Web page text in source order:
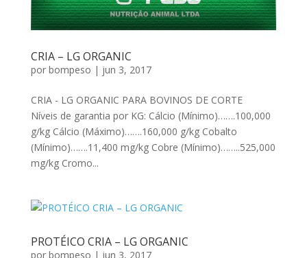
CRIA – LG ORGANIC
por bompeso | jun 3, 2017
CRIA - LG ORGANIC PARA BOVINOS DE CORTE
Níveis de garantia por KG: Cálcio (Mínimo)…….100,000
g/kg Cálcio (Máximo)…….160,000 g/kg Cobalto
(Mínimo)…….11,400 mg/kg Cobre (Mínimo)……..525,000
mg/kg Cromo...
PROTÉICO CRIA – LG ORGANIC
por bompeso | jun 3, 2017